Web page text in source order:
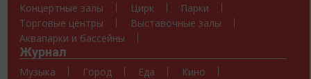
Концертные залы
Цирк
Парки
Торговые центры
Выставочные залы
Аквапарки и бассейны
Журнал
Музыка Город Еда
Кино